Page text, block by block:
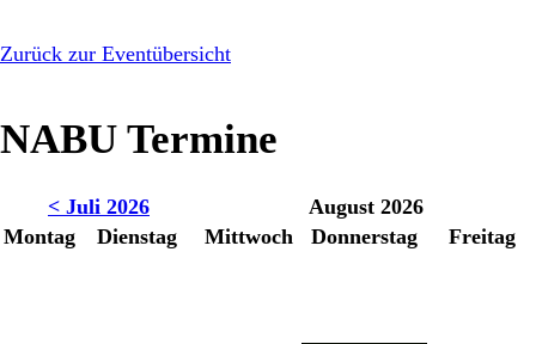
Zurück zur Eventübersicht
NABU Termine
< Juli 2026
August 2026
Montag
Dienstag Mittwoch Donnerstag Freitag